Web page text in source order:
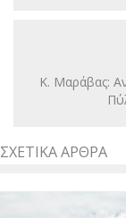
Κ. Μαράβας:
ΣΧΕΤΙΚΆ ΆΡΘΡΑ